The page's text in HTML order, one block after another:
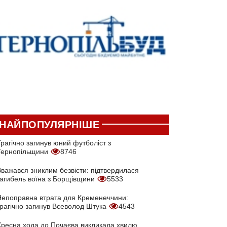
загинув юний футболіст з
8746
зниклим безвісти: підтвердилася
воїна з Борщівщини
5533
втрата для Кременеччини:
загинув Всеволод Штука
4543
хода до Почаєва викликала хвилю